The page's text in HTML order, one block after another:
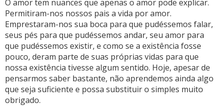
O amor tem nuances que apenas o amor pode explicar.
Permitiram-nos nossos pais a vida por amor.
Emprestaram-nos sua boca para que pudéssemos falar,
seus pés para que pudéssemos andar, seu amor para
que pudéssemos existir, e como se a existência fosse
pouco, deram parte de suas próprias vidas para que
nossa existência tivesse algum sentido. Hoje, apesar de
pensarmos saber bastante, não aprendemos ainda algo
que seja suficiente e possa substituir o simples muito
obrigado.